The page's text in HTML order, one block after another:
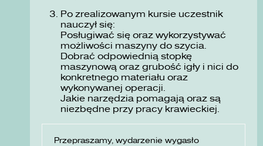
Po zrealizowanym kursie uczestnik
nauczył się:
Posługiwać się oraz wykorzystywać
możliwości maszyny do szycia.
Dobrać odpowiednią stopkę
maszynową oraz grubość igły i nici do
konkretnego materiału oraz
wykonywanej operacji.
Jakie narzędzia pomagają oraz są
niezbędne przy pracy krawieckiej.
Przepraszamy, wydarzenie wygasło